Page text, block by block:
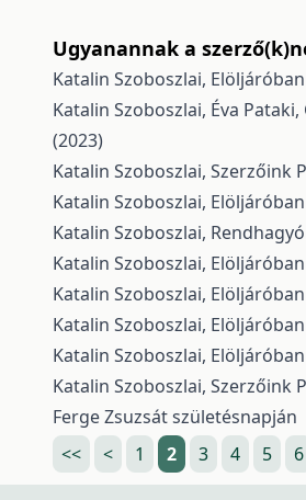
Ugyanannak a
Katalin Szoboszlai, Elöljáróban
Katalin Szoboszlai, Éva Pataki,
(2023)
Katalin Szoboszlai, Szerzőink
Katalin Szoboszlai, Elöljáróban
Katalin Szoboszlai,
Katalin Szoboszlai, Elöljáróban
Katalin Szoboszlai, Elöljáróban
Katalin Szoboszlai, Elöljáróban
Katalin Szoboszlai, Elöljáróban
Katalin Szoboszlai, Szerzőink
Ferge Zsuzsát születésnapján
<<
< 1 2 3 4 5 6